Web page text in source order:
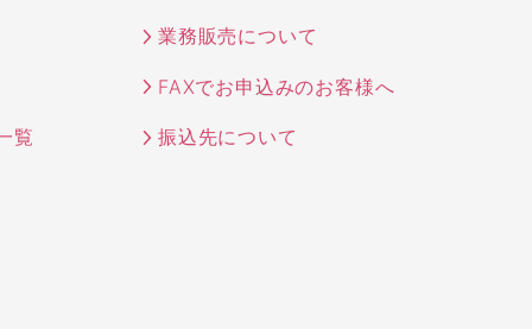
業務販売について
FAXでお申込みのお客様へ
覧 振込先について